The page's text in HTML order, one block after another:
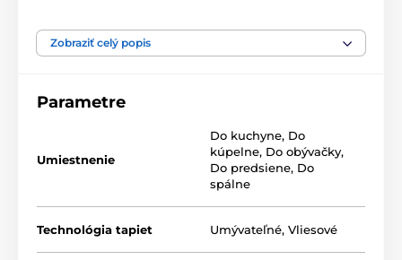
Najvyššia kvalita tlače
miestnosti. Tlačia sa na kvalitný vlies s jemným
technológii sa vyznačujú výbornou odolnosťou a
farebnou stálosťou.
výška)
Zobraziť celý popis
Parametre
Umiestnenie
Do kuchyne, Do
kúpelne, Do obývačky,
Do predsiene, Do
spálne
Technológia tapiet Umývateľné, Vliesové